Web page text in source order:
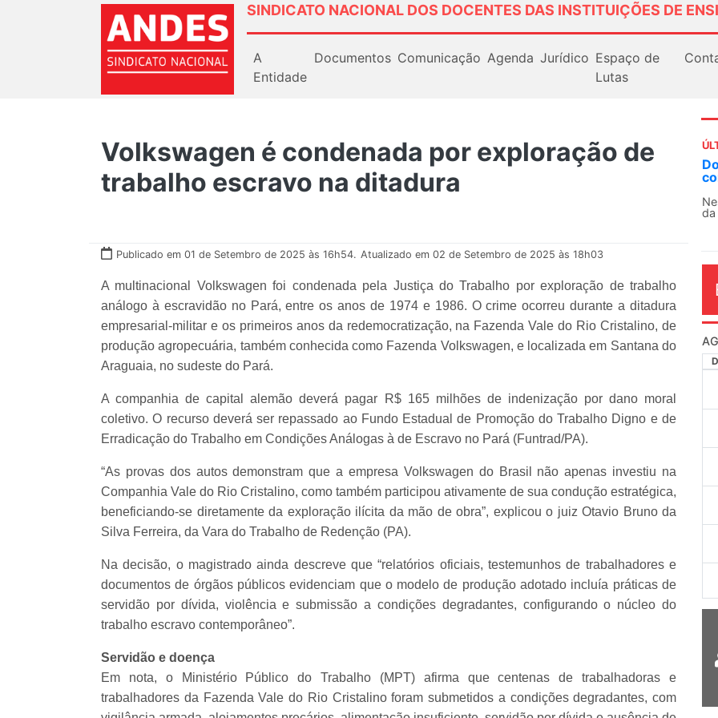
SINDICATO NACIONAL DOS DOCENTES DAS INSTITUIÇÕES DE
A
Entidade
Documentos Comunicação Agenda Jurídico Espaço de
Lutas
Volkswagen é condenada por exploração de
trabalho escravo na ditadura
Publicado em 01 de Setembro de 2025 às 16h54. Atualizado em 02 de Setembro de 2025 às 18h03
A multinacional Volkswagen foi condenada pela Justiça do Trabalho por exploração de trabalho
análogo à escravidão no Pará, entre os anos de 1974 e 1986. O crime ocorreu durante a ditadura
empresarial-militar e os primeiros anos da redemocratização, na Fazenda Vale do Rio Cristalino, de
produção agropecuária, também conhecida como Fazenda Volkswagen, e localizada em Santana do
Araguaia, no sudeste do Pará.
A companhia de capital alemão deverá pagar R$ 165 milhões de indenização por dano moral
coletivo. O recurso deverá ser repassado ao Fundo Estadual de Promoção do Trabalho Digno e de
Erradicação do Trabalho em Condições Análogas à de Escravo no Pará (Funtrad/PA).
“As provas dos autos demonstram que a empresa Volkswagen do Brasil não apenas investiu na
Companhia Vale do Rio Cristalino, como também participou ativamente de sua condução estratégica,
beneficiando-se diretamente da exploração ilícita da mão de obra”, explicou o juiz Otavio Bruno da
Silva Ferreira, da Vara do Trabalho de Redenção (PA).
Na decisão, o magistrado ainda descreve que “relatórios oficiais, testemunhos de trabalhadores e
documentos de órgãos públicos evidenciam que o modelo de produção adotado incluía práticas de
servidão por dívida, violência e submissão a condições degradantes, configurando o núcleo do
trabalho escravo contemporâneo”.
Servidão e doença
Em nota, o Ministério Público do Trabalho (MPT) afirma que centenas de trabalhadoras e
trabalhadores da Fazenda Vale do Rio Cristalino foram submetidos a condições degradantes, com
Docentes paralisam novamente as atividades
contra as políticas de Milei na Argentina